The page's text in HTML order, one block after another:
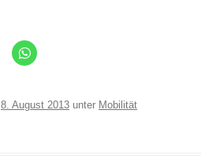
8. August 2013 unter Mobilität